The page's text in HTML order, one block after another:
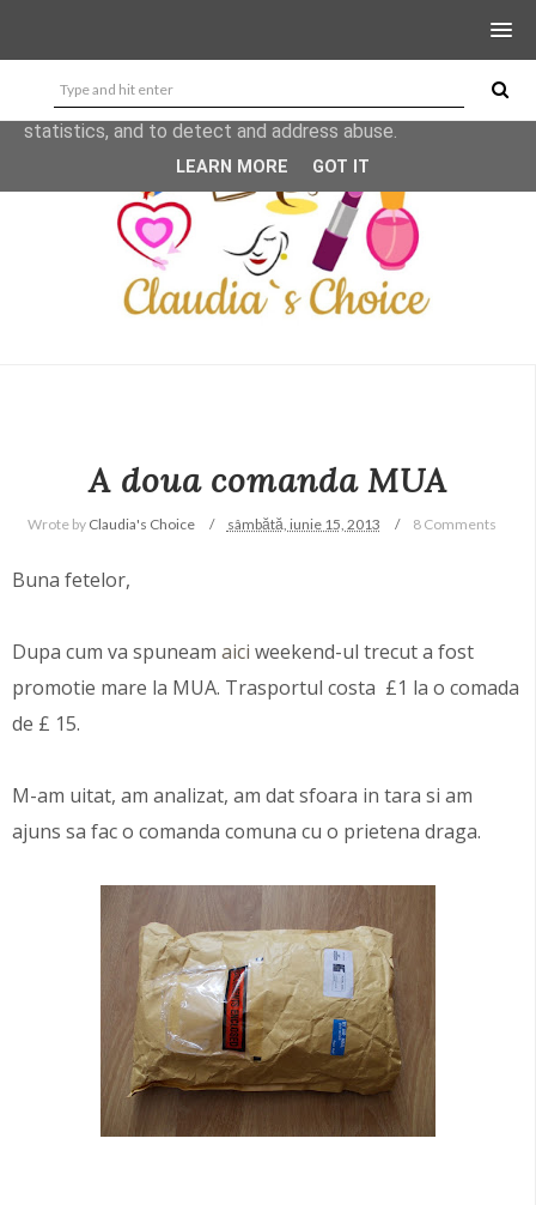
A doua comanda MUA
Wrote by Claudia's Choice sâmbătă, iunie 15, 2013 8 Comments
Buna fetelor,
Dupa cum va spuneam aici weekend-ul trecut a fost
promotie mare la MUA. Trasportul costa £1 la o comada
de £ 15.
M-am uitat, am analizat, am dat sfoara in tara si am
ajuns sa fac o comanda comuna cu o prietena draga.
This site uses cookies from Google to deliver its services
and to analyze traffic. Your IP address and user-agent are
shared with Google along with performance and security
metrics to ensure quality of service, generate usage
statistics, and to detect and address abuse.
LEARN MORE GOT IT